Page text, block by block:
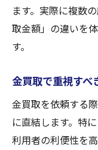
ます。実際に複数
取金額」の違いを
す。
金買取で重視すべ
金買取を依頼する
に直結します。特
利用者の利便性を